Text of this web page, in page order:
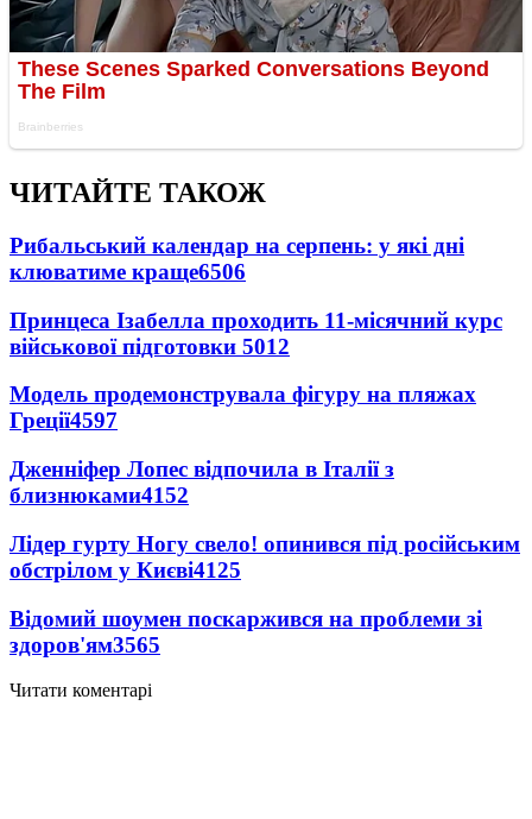
ЧИТАЙТЕ ТАКОЖ
Рибальський календар на серпень: у які дні
клюватиме краще6506
Принцеса Ізабелла проходить 11-місячний курс
військової підготовки 5012
Модель продемонструвала фігуру на пляжах
Греції4597
Дженніфер Лопес відпочила в Італії з
близнюками4152
Лідер гурту Ногу свело! опинився під російським
обстрілом у Києві4125
Відомий шоумен поскаржився на проблеми зі
здоров'ям3565
Читати коментарі